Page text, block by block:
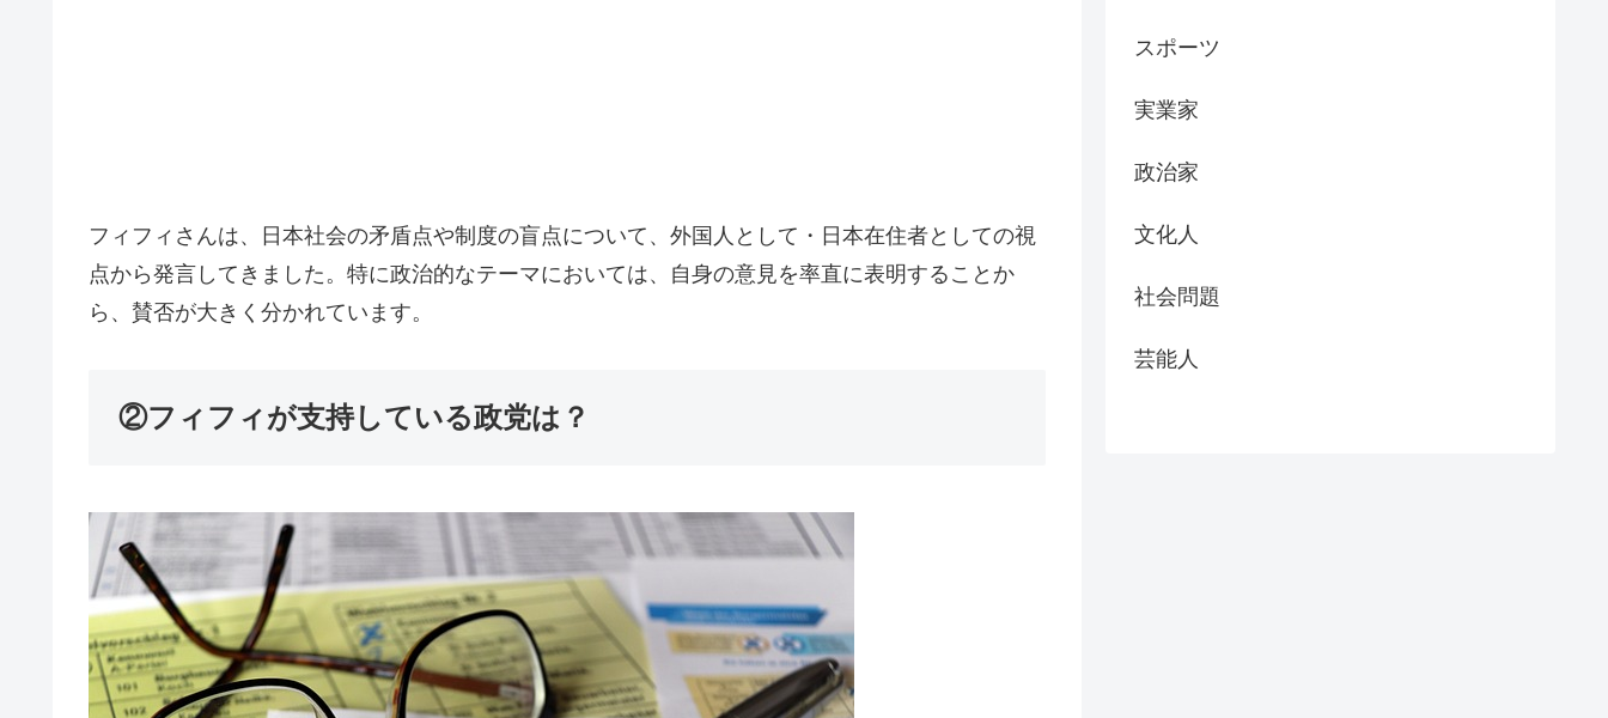
フィフィさんは、日本社会の矛盾点や制度の盲点について、外国人として・日本在住者としての視
点から発言してきました。特に政治的なテーマにおいては、自身の意見を率直に表明することか
ら、賛否が大きく分かれています。
②フィフィが支持している政党は？
スポーツ
実業家
政治家
文化人
社会問題
芸能人